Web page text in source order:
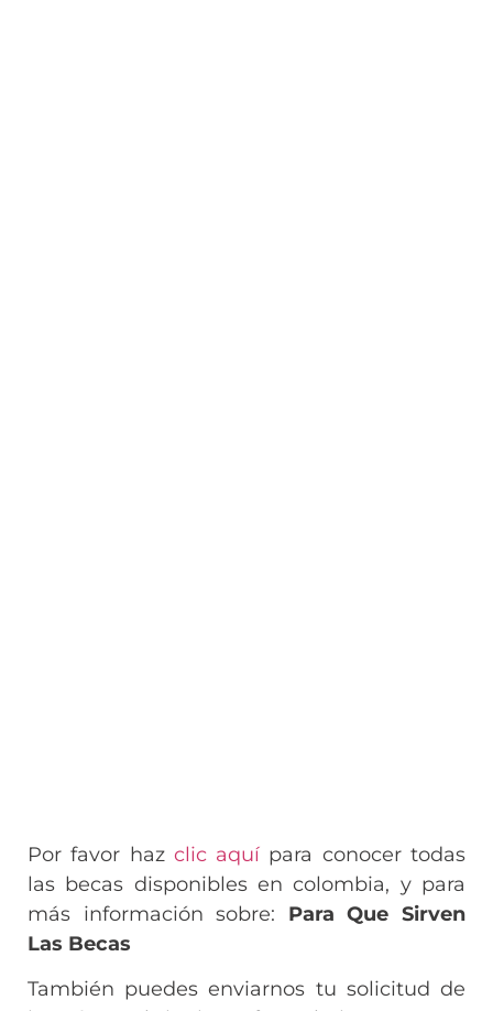
Por favor haz clic aquí para conocer todas
las becas disponibles en colombia, y para
más información sobre: Para Que Sirven
Las Becas
También puedes enviarnos tu solicitud de